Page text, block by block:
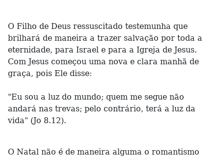
O Filho de Deus ressuscitado testemunha que
brilhará de maneira a trazer salvação por toda a
eternidade, para Israel e para a Igreja de Jesus.
Com Jesus começou uma nova e clara manhã de
graça, pois Ele disse:
"Eu sou a luz do mundo; quem me segue não
andará nas trevas; pelo contrário, terá a luz da
vida" (Jo 8.12).
O Natal não é de maneira alguma o romantismo